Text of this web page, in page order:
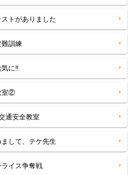
トがありました
訓練
に‼
室②
通安全教室
して、テケ先生
イス争奪戦